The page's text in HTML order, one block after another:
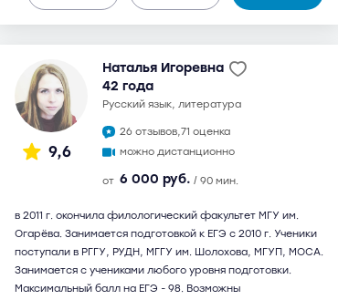
9,6
Наталья Игоревна
42 года
русский язык, литература
26 отзывов,71 оценка
можно дистанционно
от 6 000 руб. / 90 мин.
в 2011 г. окончила филологический факультет МГУ им.
Огарёва. Занимается подготовкой к ЕГЭ с 2010 г. Ученики
поступали в РГГУ, РУДН, МГГУ им. Шолохова, МГУП, МОСА.
Занимается с учениками любого уровня подготовки.
Максимальный балл на ЕГЭ - 98. Возможны